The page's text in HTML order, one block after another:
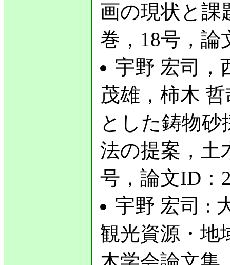
画の現状と課
巻，18号，論
宇野 宏司，
茂雄，柿木
とした鋳物
法の提案，土
号，論文ID：
宇野 宏司 :
観光資源・地